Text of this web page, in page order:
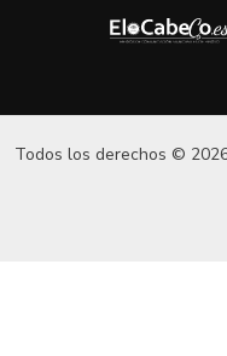
Todos los derechos ©